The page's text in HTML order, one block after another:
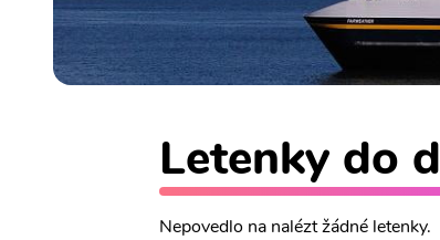
Letenky do
Nepovedlo na nalézt žádné letenky.